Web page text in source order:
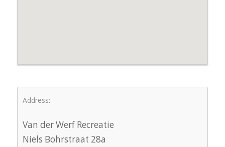
Address:
Van der Werf Recreatie
Niels Bohrstraat 28a